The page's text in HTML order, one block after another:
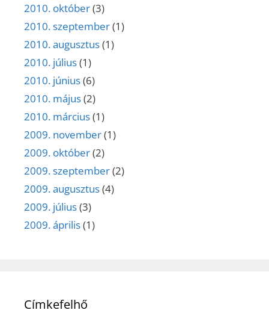
2010. október(3)
2010. szeptember(1)
2010. augusztus(1)
2010. július(1)
2010. június(6)
2010. május(2)
2010. március(1)
2009. november(1)
2009. október(2)
2009. szeptember(2)
2009. augusztus(4)
2009. július(3)
2009. április(1)
Címkefelhő